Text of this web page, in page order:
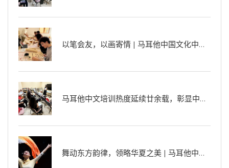
以笔会友，以画寄情 | 马耳他中国文化中心2025-2026书画长期班雅集启幕
马耳他中文培训热度延续廿余载，彰显中华文化吸引力
舞动东方韵律，领略华夏之美 | 马耳他中国文化中心中国舞蹈班招生啦！